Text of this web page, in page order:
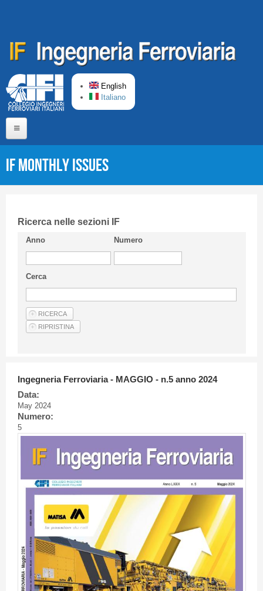
English
Italiano
Short presentation CIFI
Guideline
Privacy & Policy
Articles
IF monthly issues
Ricerca nelle sezioni IF
Anno Numero
Cerca
Ingegneria Ferroviaria - MAGGIO - n.5 anno 2024
Data:
May 2024
Numero:
5